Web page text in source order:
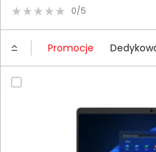
0/5
Promocje